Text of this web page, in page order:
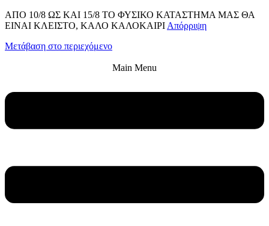
ΑΠΟ 10/8 ΩΣ KAI 15/8 ΤΟ ΦΥΣΙΚΟ ΚΑΤΑΣΤΗΜΑ ΜΑΣ ΘΑ
ΕΙΝΑΙ ΚΛΕΙΣΤΟ, ΚΑΛΟ ΚΑΛΟΚΑΙΡΙ Απόρριψη
Μετάβαση στο περιεχόμενο
Main Menu